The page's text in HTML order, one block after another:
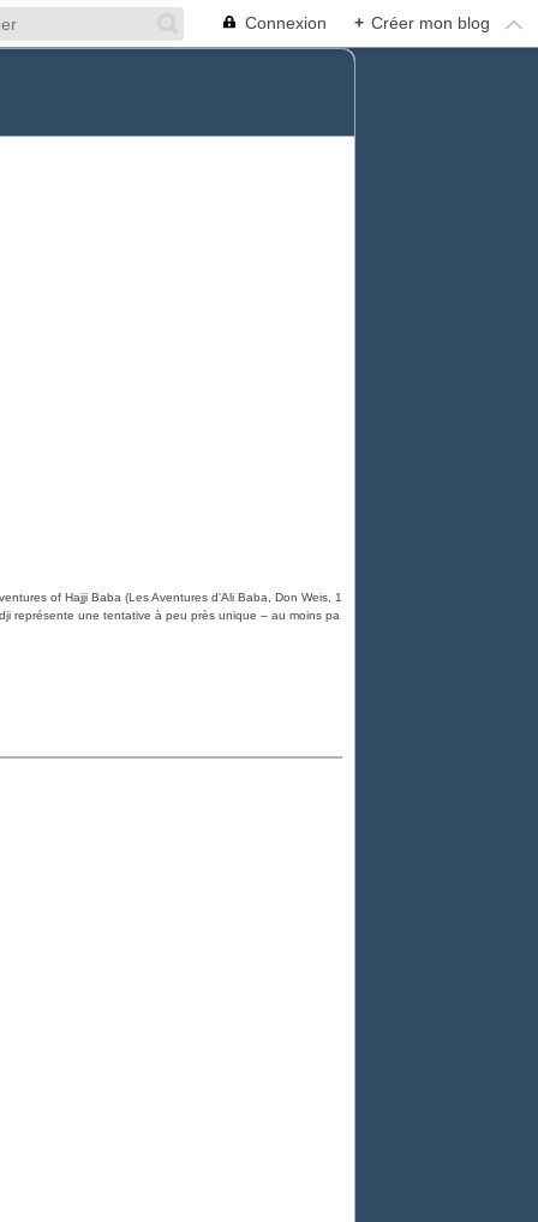
Connexion + Créer mon blog
of Hajji Baba (Les Aventures d'Ali Baba, Don Weis, 1
représente une tentative à peu près unique – au moins pa